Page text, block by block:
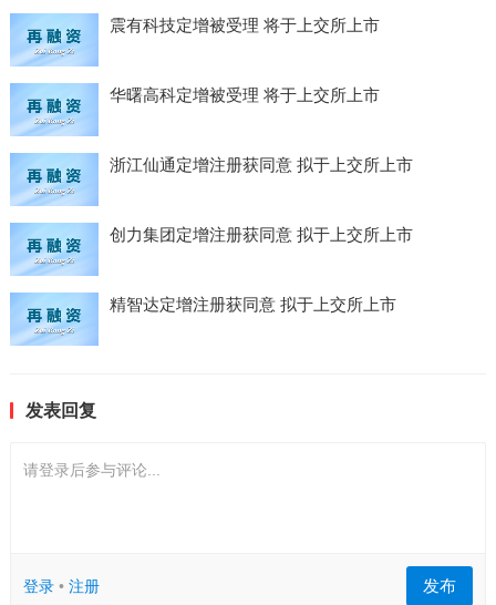
震有科技定增被受理 将于上交所上市
华曙高科定增被受理 将于上交所上市
浙江仙通定增注册获同意 拟于上交所上市
创力集团定增注册获同意 拟于上交所上市
精智达定增注册获同意 拟于上交所上市
发表回复
请登录后参与评论...
登录• 注册 发布